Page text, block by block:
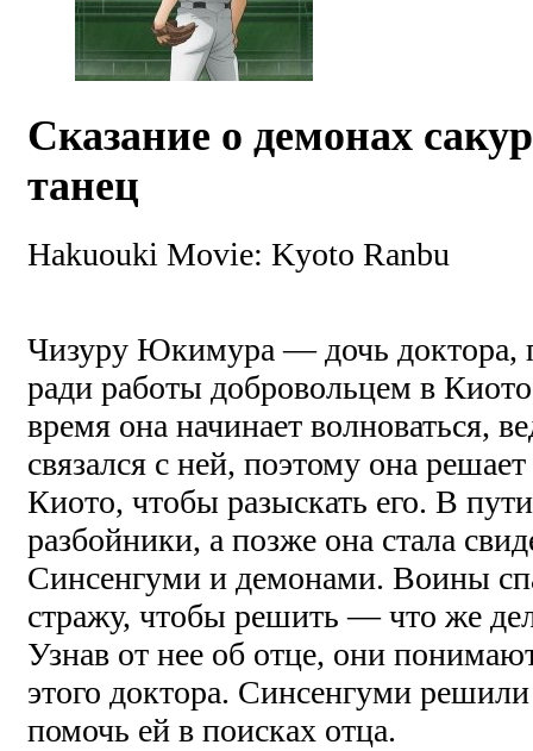
Сказание о демонах
танец
Hakuouki Movie: Kyoto Ranbu
Чизуру Юкимура — дочь доктора,
ради работы добровольцем в
время она начинает волноваться,
связался с ней, поэтому она
Киото, чтобы разыскать его. В
разбойники, а позже она стала
Синсенгуми и демонами. Воины
стражу, чтобы решить — что же
Узнав от нее об отце, они
этого доктора. Синсенгуми
помочь ей в поисках отца.